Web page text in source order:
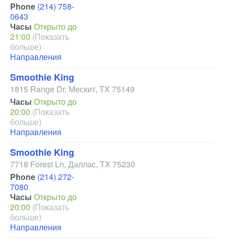
Phone (214) 758-
0643
Часы Открыто до
21:00 (Показать
больше)
Направления
Smoothie King
1815 Range Dr, Мескит, TX 75149
Часы Открыто до
20:00 (Показать
больше)
Направления
Smoothie King
7718 Forest Ln, Даллас, TX 75230
Phone (214) 272-
7080
Часы Открыто до
20:00 (Показать
больше)
Направления